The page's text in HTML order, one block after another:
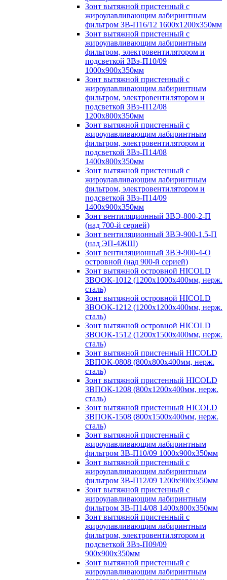
Зонт вытяжной пристенный с
жироулавливающим лабиринтным
фильтром ЗВ-П16/12 1600х1200х350мм
Зонт вытяжной пристенный с
жироулавливающим лабиринтным
фильтром, электровентилятором и
подсветкой ЗВэ-П10/09
1000х900х350мм
Зонт вытяжной пристенный с
жироулавливающим лабиринтным
фильтром, электровентилятором и
подсветкой ЗВэ-П12/08
1200х800х350мм
Зонт вытяжной пристенный с
жироулавливающим лабиринтным
фильтром, электровентилятором и
подсветкой ЗВэ-П14/08
1400х800х350мм
Зонт вытяжной пристенный с
жироулавливающим лабиринтным
фильтром, электровентилятором и
подсветкой ЗВэ-П14/09
1400х900х350мм
Зонт вентиляционный ЗВЭ-800-2-П
(над 700-й серией)
Зонт вентиляционный ЗВЭ-900-1,5-П
(над ЭП-4ЖШ)
Зонт вентиляционный ЗВЭ-900-4-О
островной (над 900-й серией)
Зонт вытяжной островной HICOLD
ЗВООК-1012 (1200х1000х400мм, нерж.
сталь)
Зонт вытяжной островной HICOLD
ЗВООК-1212 (1200x1200x400мм, нерж.
сталь)
Зонт вытяжной островной HICOLD
ЗВООК-1512 (1200х1500х400мм, нерж.
сталь)
Зонт вытяжной пристенный HICOLD
ЗВПОК-0808 (800х800х400мм, нерж.
сталь)
Зонт вытяжной пристенный HICOLD
ЗВПОК-1208 (800х1200х400мм, нерж.
сталь)
Зонт вытяжной пристенный HICOLD
ЗВПОК-1508 (800х1500х400мм, нерж.
сталь)
Зонт вытяжной пристенный с
жироулавливающим лабиринтным
фильтром ЗВ-П10/09 1000х900х350мм
Зонт вытяжной пристенный с
жироулавливающим лабиринтным
фильтром ЗВ-П12/09 1200х900х350мм
Зонт вытяжной пристенный с
жироулавливающим лабиринтным
фильтром ЗВ-П14/08 1400х800х350мм
Зонт вытяжной пристенный с
жироулавливающим лабиринтным
фильтром, электровентилятором и
подсветкой ЗВэ-П09/09
900х900х350мм
Зонт вытяжной пристенный с
жироулавливающим лабиринтным